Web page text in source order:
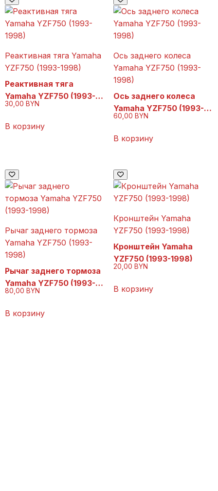
Реактивная тяга Yamaha
YZF750 (1993-1998)
Реактивная тяга
Yamaha YZF750 (1993-
1998)
30,00 BYN
В корзину
Ось заднего колеса
Yamaha YZF750 (1993-
1998)
Ось заднего колеса
Yamaha YZF750 (1993-
1998)
60,00 BYN
В корзину
Рычаг заднего тормоза
Yamaha YZF750 (1993-
1998)
Рычаг заднего тормоза
Yamaha YZF750 (1993-
1998)
80,00 BYN
В корзину
Кронштейн Yamaha
YZF750 (1993-1998)
Кронштейн Yamaha
YZF750 (1993-1998)
20,00 BYN
В корзину